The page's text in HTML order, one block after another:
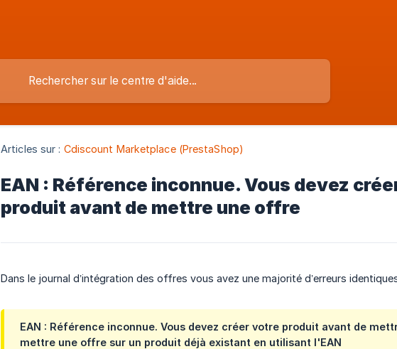
Articles sur : Cdiscount Marketplace (PrestaShop)
EAN : Référence inconnue. Vous devez
produit avant de mettre une offre
Dans le journal d’intégration des offres vous avez une majorité d’erreurs
EAN : Référence inconnue. Vous devez créer votre produit avant de
mettre une offre sur un produit déjà existant en utilisant l'EAN